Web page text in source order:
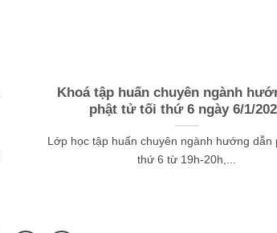
Khoá tập huấn chuyên ngành
phật tử tối thứ 6 ngày 6/1/
Lớp học tập huấn chuyên ngành hướng dẫn
thứ 6 từ 19h-20h,...